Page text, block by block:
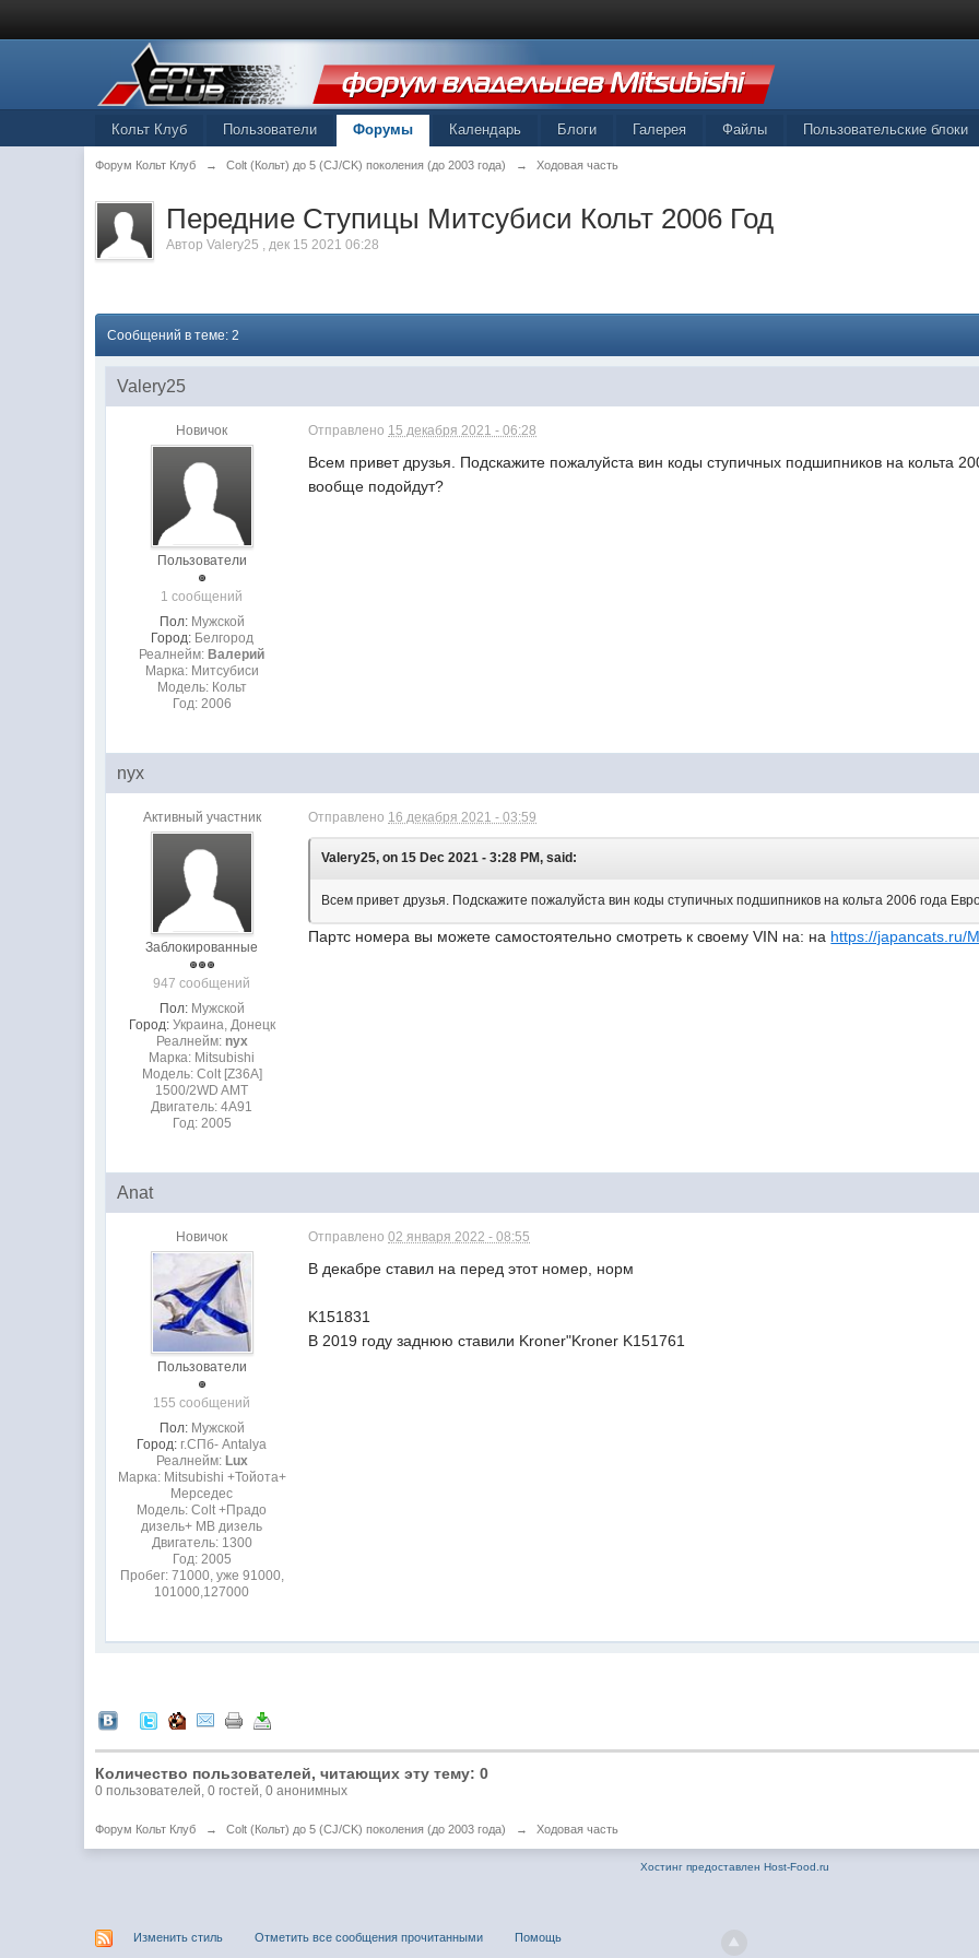
Кольт Клуб Пользователи Форумы Календарь Блоги Галерея Файлы Пользовательские блоки
Форум Кольт Клуб → Colt (Кольт) до 5 (СJ/CK) поколения (до 2003 года) → Ходовая часть
Передние Ступицы Митсубиси Кольт 2006 Год
АвторValery25 ,дек 15 2021 06:28
Сообщений в теме: 2
Valery25
Новичок
Пользователи
1 сообщений
Пол: Мужской
Город: Белгород
Реалнейм: Валерий
Марка: Митсубиси
Модель: Кольт
Год: 2006
Отправлено 15 декабря 2021 - 06:28
Всем привет друзья. Подскажите пожалуйста вин коды ступичных подшипников на кольта
вообще подойдут?
nyx
Активный участник
Заблокированные
947 сообщений
Пол: Мужской
Город: Украина, Донецк
Реалнейм: nyx
Марка: Mitsubishi
Модель: Colt [Z36A]
1500/2WD AMT
Двигатель: 4A91
Год: 2005
Отправлено 16 декабря 2021 - 03:59
Valery25, on 15 Dec 2021 - 3:28 PM, said:
Всем привет друзья. Подскажите пожалуйста вин коды ступичных подшипников на кольта 2006 года
Партс номера вы можете самостоятельно смотреть к своему VIN на: на https://japancats.ru/
Anat
Новичок
Пользователи
155 сообщений
Пол: Мужской
Город: г.СПб- Antalya
Реалнейм: Lux
Марка: Mitsubishi +Тойота+
Мерседес
Модель: Colt +Прадо
дизель+ МВ дизель
Двигатель: 1300
Год: 2005
Пробег: 71000, уже 91000,
101000,127000
Отправлено02 января 2022 - 08:55
В декабре ставил на перед этот номер, норм
K151831
В 2019 году заднюю ставили Kroner"Kroner K151761
Количество пользователей, читающих эту тему: 0
0 пользователей, 0 гостей, 0 анонимных
Форум Кольт Клуб → Colt (Кольт) до 5 (СJ/CK) поколения (до 2003 года) → Ходовая часть
Хостинг предоставлен Host-Food.ru
Изменить стиль Отметить все сообщения прочитанными Помощь